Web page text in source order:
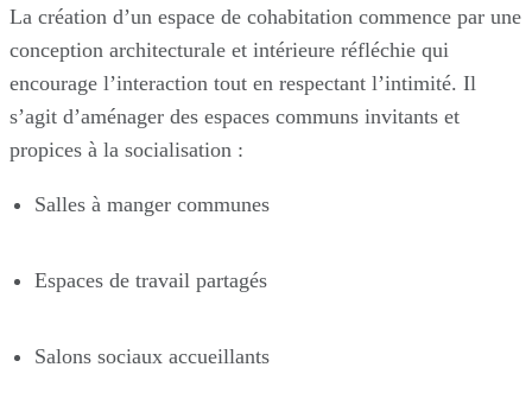
La création d’un espace de cohabitation commence par une
conception architecturale et intérieure réfléchie qui
encourage l’interaction tout en respectant l’intimité. Il
s’agit d’aménager des espaces communs invitants et
propices à la socialisation :
Salles à manger communes
Espaces de travail partagés
Salons sociaux accueillants